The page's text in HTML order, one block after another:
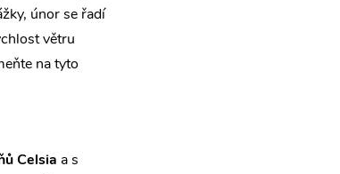
únor se řadí
větru
na tyto
Celsia a s